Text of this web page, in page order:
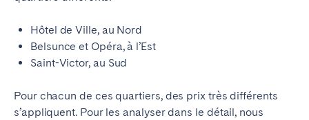
Hôtel de Ville, au Nord
Belsunce et Opéra, à l’Est
Saint-Victor, au Sud
Pour chacun de ces quartiers, des prix très différents
s’appliquent. Pour les analyser dans le détail, nous